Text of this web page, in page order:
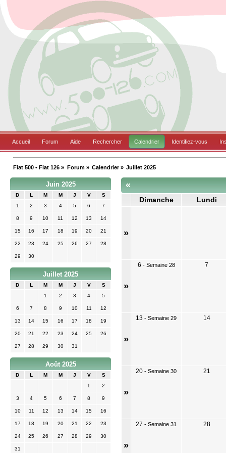
Accueil Forum Aide Rechercher Calendrier Identifiez-vous
Fiat 500 • Fiat 126 » Forum» Calendrier» Juillet 2025
Juin 2025
D L M M J V
S
1
2 3 4 5 6 7
8 9 10 11 12 13 14
15 16 17 18 19 20 21
22 23 24 25 26 27 28
29 30
Juillet 2025
D L M M J V
S
1
2 3 4 5
6 7 8 9 10 11 12
13 14 15 16 17 18 19
20 21 22 23 24 25 26
27 28 29 30 31
Août 2025
D L M M J V
S
1
2
3 4 5 6 7 8 9
10 11 12 13 14 15 16
17 18 19 20 21 22 23
24 25 26 27 28 29 30
31
«
Dimanche Lundi
»
»
6 - Semaine 28 7
»
13 - Semaine 29 14
»
20 - Semaine 30 21
»
27 - Semaine 31 28